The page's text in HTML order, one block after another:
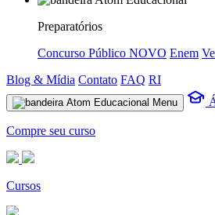
Preparatórios
Concurso Público NOVO Enem
Blog & Mídia Contato FAQ RI
Menu
Compre seu curso
Cursos